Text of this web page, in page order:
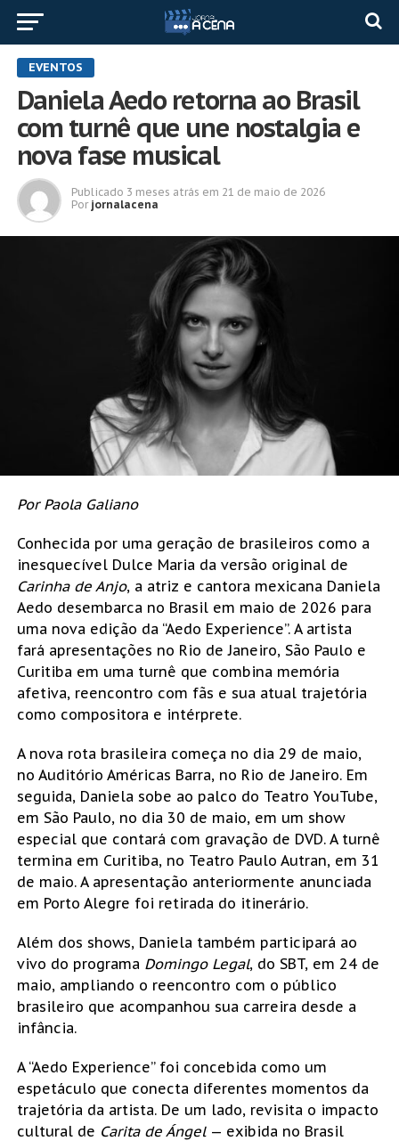
EVENTOS
Daniela Aedo retorna ao Brasil
com turnê que une nostalgia e
nova fase musical
Publicado 3 meses atrás em 21 de maio de 2026
Por jornalacena
Por Paola Galiano
Conhecida por uma geração de brasileiros como a
inesquecível Dulce Maria da versão original de
Carinha de Anjo, a atriz e cantora mexicana Daniela
Aedo desembarca no Brasil em maio de 2026 para
uma nova edição da “Aedo Experience”. A artista
fará apresentações no Rio de Janeiro, São Paulo e
Curitiba em uma turnê que combina memória
afetiva, reencontro com fãs e sua atual trajetória
como compositora e intérprete.
A nova rota brasileira começa no dia 29 de maio,
no Auditório Américas Barra, no Rio de Janeiro. Em
seguida, Daniela sobe ao palco do Teatro YouTube,
em São Paulo, no dia 30 de maio, em um show
especial que contará com gravação de DVD. A turnê
termina em Curitiba, no Teatro Paulo Autran, em 31
de maio. A apresentação anteriormente anunciada
em Porto Alegre foi retirada do itinerário.
Além dos shows, Daniela também participará ao
vivo do programa Domingo Legal, do SBT, em 24 de
maio, ampliando o reencontro com o público
brasileiro que acompanhou sua carreira desde a
infância.
A “Aedo Experience” foi concebida como um
espetáculo que conecta diferentes momentos da
trajetória da artista. De um lado, revisita o impacto
cultural de Carita de Ángel— exibida no Brasil